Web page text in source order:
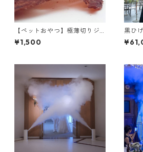
【ペットおやつ】極薄切りジ
ャーキー "マルコ" 30g
¥1,500
黒ひ
ル /
0 込